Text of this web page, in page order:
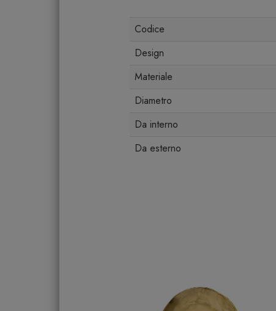
Codice
Design
Materiale
Diametro
Da interno
Da esterno